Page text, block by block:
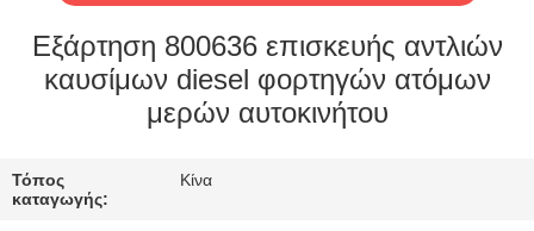
ΓΎΡΟΣ
ΕΡΓΟΣΤΑΣΊΩΝ
ΈΛΕΓΧΟΣ
Εξάρτηση 800636 επισκευής αντλιών
καυσίμων diesel φορτηγών ατόμων
μερών αυτοκινήτου
Τόπος
καταγωγής:
Κίνα